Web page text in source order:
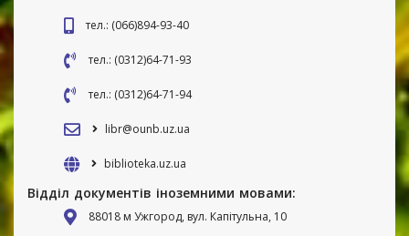
тел.: (066)894-93-40
тел.: (0312)64-71-93
тел.: (0312)64-71-94
libr@ounb.uz.ua
biblioteka.uz.ua
Відділ документів іноземними мовами:
88018 м Ужгород, вул. Капітульна, 10